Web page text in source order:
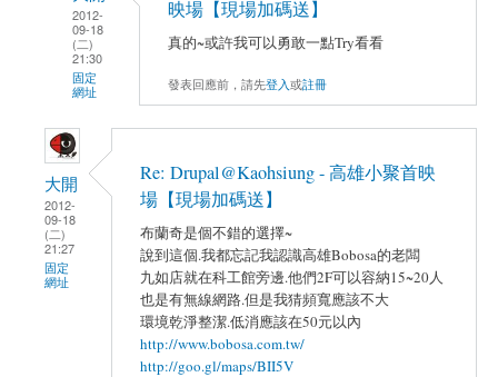
2012-
09-18
(二)
21:30
固定
網址
映場【現場加碼送】
真的~或許我可以勇敢一點Try看看
發表回應前，請先登入或註冊
大開
2012-
09-18
(二)
21:27
固定
網址
Re: Drupal@Kaohsiung - 高雄小聚首映
場【現場加碼送】
布蘭奇是個不錯的選擇~
說到這個.我都忘記我認識高雄Bobosa的老闆
九如店就在科工館旁邊.他們2F可以容納15~20人
也是有無線網路.但是我猜頻寬應該不大
環境乾淨整潔.低消應該在50元以內
http://www.bobosa.com.tw/
http://goo.gl/maps/BII5V